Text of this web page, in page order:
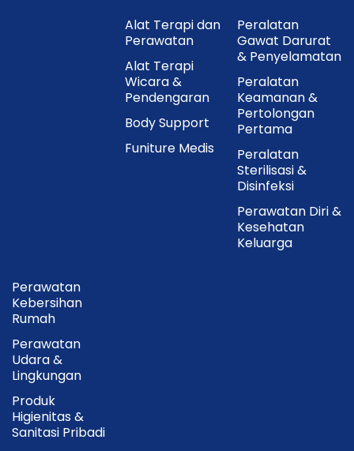
Alat Terapi dan
Perawatan
Alat Terapi
Wicara &
Pendengaran
Body Support
Funiture Medis
Peralatan
Gawat Darurat
& Penyelamatan
Peralatan
Keamanan &
Pertolongan
Pertama
Peralatan
Sterilisasi &
Disinfeksi
Perawatan Diri &
Kesehatan
Keluarga
Perawatan
Kebersihan
Rumah
Perawatan
Udara &
Lingkungan
Produk
Higienitas &
Sanitasi Pribadi